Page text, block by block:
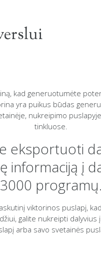
kad generuotumėte
yra puikus būdas
nukreipimo
tinkluose.
eksportuoti
informaciją į
3000 programų.
viktorinos puslapį,
galite nukreipti dalyvius
arba savo svetainės